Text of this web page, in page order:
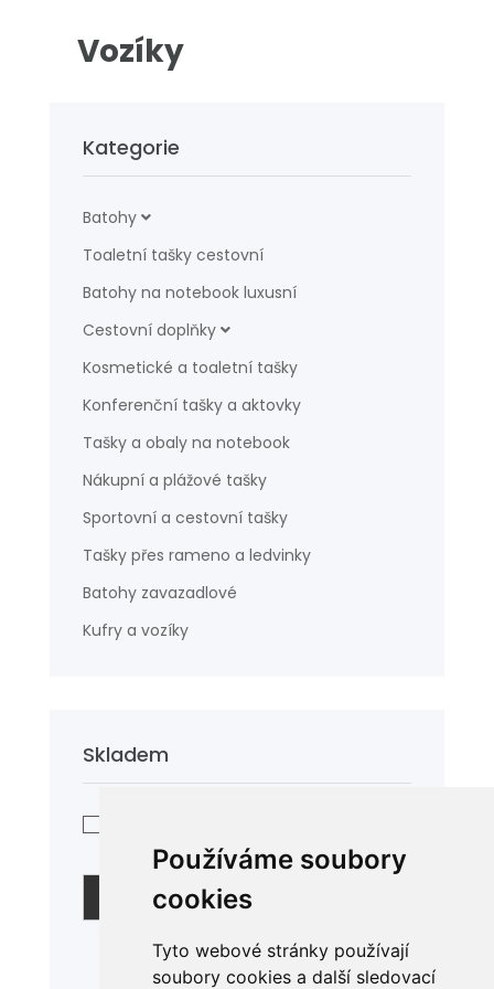
Používáme soubory
cookies
Tyto webové stránky používají
soubory cookies a další sledovací
Vozíky
Kategorie
Batohy
Toaletní tašky cestovní
Batohy na notebook luxusní
Cestovní doplňky
Kosmetické a toaletní tašky
Konferenční tašky a aktovky
Tašky a obaly na notebook
Nákupní a plážové tašky
Sportovní a cestovní tašky
Tašky přes rameno a ledvinky
Batohy zavazadlové
Kufry a vozíky
Skladem
Filtrovat